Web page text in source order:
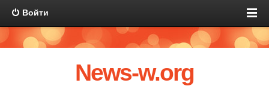
Войти
News-w.org